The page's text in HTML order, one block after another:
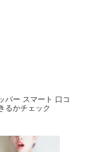
パー スマート 口コ
るかチェック